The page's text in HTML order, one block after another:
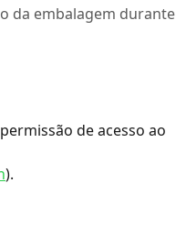
da embalagem durante
de acesso ao
).